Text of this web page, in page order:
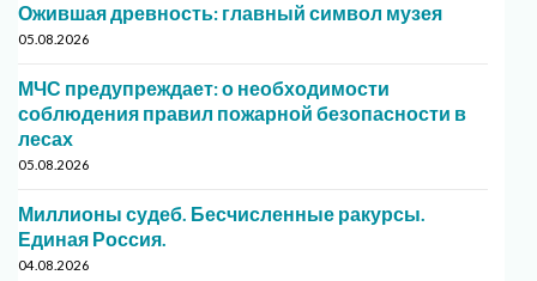
Ожившая древность: главный символ музея
05.08.2026
МЧС предупреждает: о необходимости
соблюдения правил пожарной безопасности в
лесах
05.08.2026
Миллионы судеб. Бесчисленные ракурсы.
Единая Россия.
04.08.2026